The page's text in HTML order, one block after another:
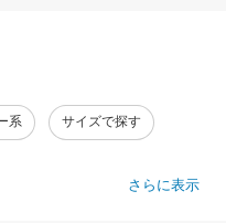
系 サイズで探す
さらに表示